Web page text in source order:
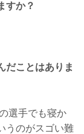
すか？
だことはありま
選手でも寝か
うのがスゴい難